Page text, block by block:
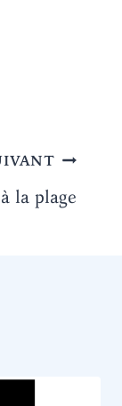
la plage